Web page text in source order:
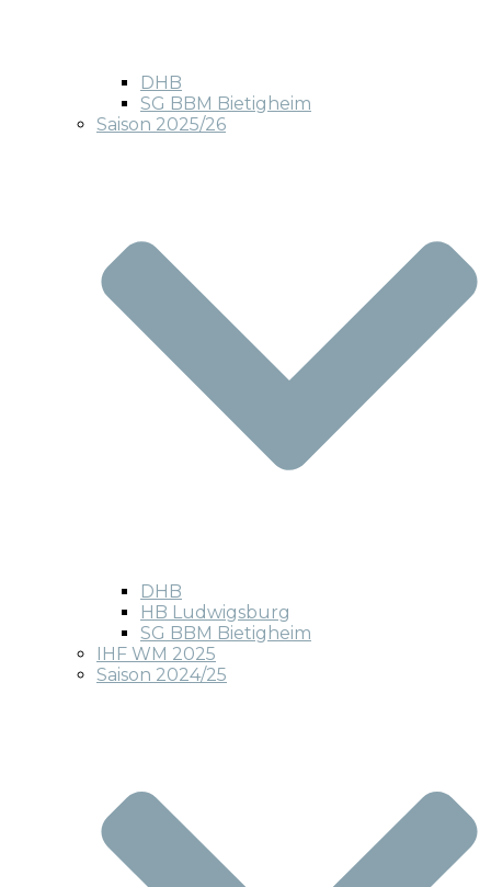
DHB
SG BBM Bietigheim
Saison 2025/26
DHB
HB Ludwigsburg
SG BBM Bietigheim
IHF WM 2025
Saison 2024/25